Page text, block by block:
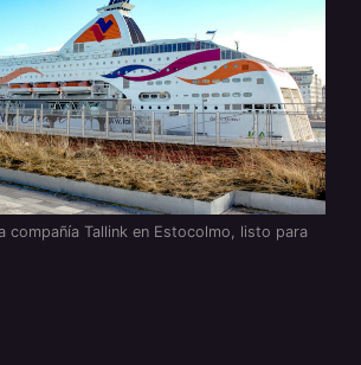
compañía Tallink en Estocolmo, listo para